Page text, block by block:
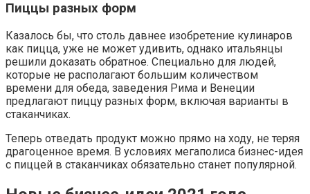
Пиццы разных форм
Казалось бы, что столь давнее изобретение кулинаров
как пицца, уже не может удивить, однако итальянцы
решили доказать обратное. Специально для людей,
которые не располагают большим количеством
времени для обеда, заведения Рима и Венеции
предлагают пиццу разных форм, включая варианты в
стаканчиках.
Теперь отведать продукт можно прямо на ходу, не теряя
драгоценное время. В условиях мегаполиса бизнес-идея
с пиццей в стаканчиках обязательно станет популярной.